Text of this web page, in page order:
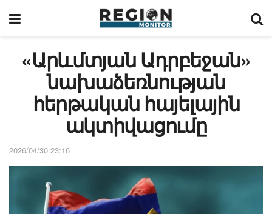
«Արևմտյան Ադրբեջան»
նախաձեռնության
հերթական հայելային
ակտիվացումը
2026/04/30 23:16